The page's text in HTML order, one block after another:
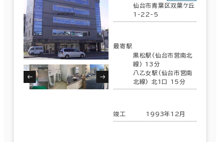
仙台市青葉区双葉ケ丘
1-22-5
最寄駅
黒松駅(仙台市営南北
線) 13分
八乙女駅(仙台市営南
北線) 北1口 15分
竣工 1993年12月